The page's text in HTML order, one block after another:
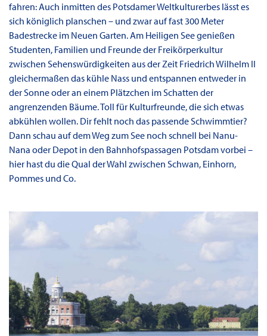
fahren: Auch inmitten des Potsdamer Weltkulturerbes lässt es
sich königlich planschen – und zwar auf fast 300 Meter
Badestrecke im Neuen Garten. Am Heiligen See genießen
Studenten, Familien und Freunde der Freikörperkultur
zwischen Sehenswürdigkeiten aus der Zeit Friedrich Wilhelm II
gleichermaßen das kühle Nass und entspannen entweder in
der Sonne oder an einem Plätzchen im Schatten der
angrenzenden Bäume. Toll für Kulturfreunde, die sich etwas
abkühlen wollen. Dir fehlt noch das passende Schwimmtier?
Dann schau auf dem Weg zum See noch schnell bei Nanu-
Nana oder Depot in den Bahnhofspassagen Potsdam vorbei –
hier hast du die Qual der Wahl zwischen Schwan, Einhorn,
Pommes und Co.